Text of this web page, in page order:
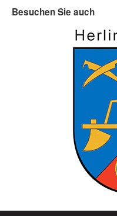
Besuchen Sie auch